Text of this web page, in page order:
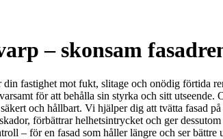
– skonsam
din fastighet mot fukt, slitage och onödig förtida
för att behålla sin styrka och sitt
och hållbart. Vi hjälper dig att tvätta fasad
förbättrar helhetsintrycket och ger
– för en fasad som håller längre och ser bättre